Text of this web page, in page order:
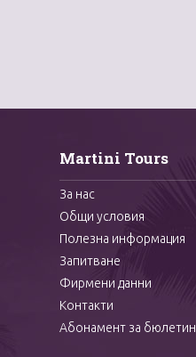
Martini Tours
За нас
Общи условия
Полезна информация
Запитване
Фирмени данни
Контакти
Абонамент за бюлетин